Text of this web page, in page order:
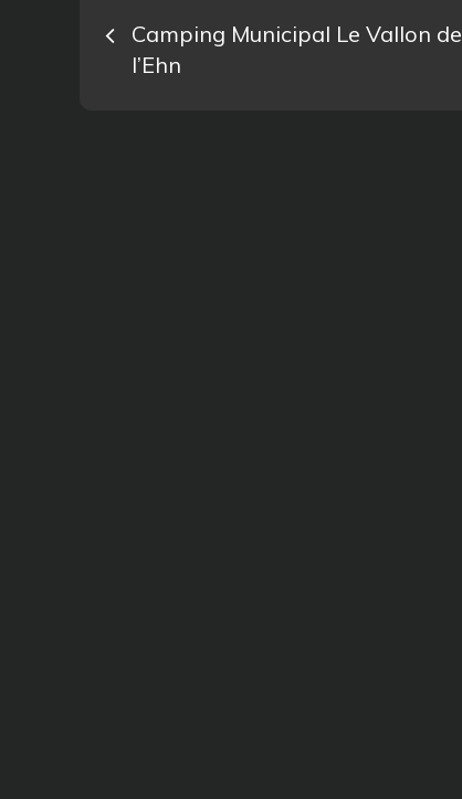
Navigation
de
Camping Municipal Le Vallon de
l’Ehn